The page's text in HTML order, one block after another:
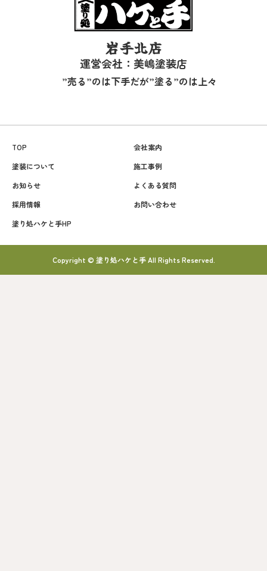
岩手北店
運営会社：美嶋塗装店
”売る”のは下手だが”塗る”のは上々
TOP
会社案内
塗装について
施工事例
お知らせ
よくある質問
採用情報
お問い合わせ
塗り処ハケと手HP
Copyright © 塗り処ハケと手 All Rights Reserved.